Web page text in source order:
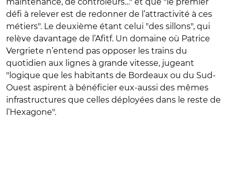
défi à relever est de redonner de l’attractivité à ces
métiers". Le deuxième étant celui "des sillons", qui
relève davantage de l’Afitf. Un domaine où Patrice
Vergriete n’entend pas opposer les trains du
quotidien aux lignes à grande vitesse, jugeant
"logique que les habitants de Bordeaux ou du Sud-
Ouest aspirent à bénéficier eux-aussi des mêmes
infrastructures que celles déployées dans le reste de
l’Hexagone".